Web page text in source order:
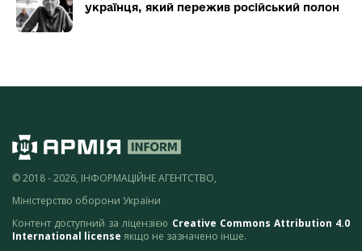
українця, який пережив російський полон
© 2018 - 2026, ІНФОРМАЦІЙНЕ АГЕНТСТВО,
Міністерство оборони України
Контент доступний за ліцензією Creative Commons Attribution 4.0
International license якщо не зазначено інше.